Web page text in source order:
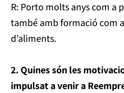
R: Porto molts anys com a
també amb formació com
d’aliments.
2. Quines són les
impulsat a venir a